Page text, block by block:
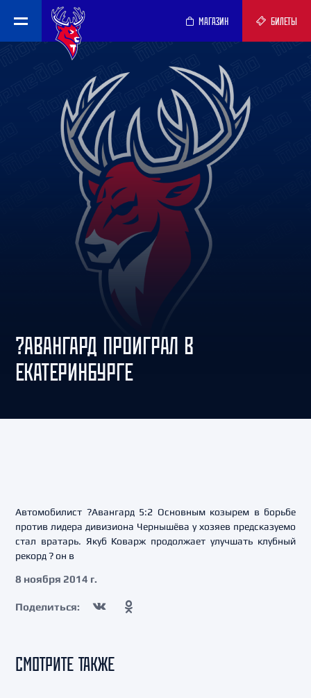
МАГАЗИН БИЛЕТЫ
?АВАНГАРД ПРОИГРАЛ В
ЕКАТЕРИНБУРГЕ
Автомобилист ?Авангард 5:2 Основным козырем в борьбе
против лидера дивизиона Чернышёва у хозяев предсказуемо
стал вратарь. Якуб Коварж продолжает улучшать клубный
рекорд ? он в
8 ноября 2014 г.
Поделиться:
СМОТРИТЕ ТАКЖЕ